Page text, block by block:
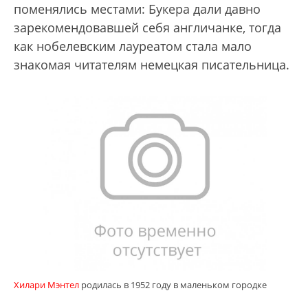
поменялись местами: Букера дали давно
зарекомендовавшей себя англичанке, тогда
как нобелевским лауреатом стала мало
знакомая читателям немецкая писательница.
Хилари Мэнтел родилась в 1952 году в маленьком городке